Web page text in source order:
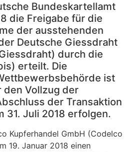
Bundeskartellamt
die Freigabe für die
der ausstehenden
Deutsche Giessdraht
durch die
erteilt. Die
ist
den Vollzug der
der Transaktion
31. Juli 2018 erfolgen.
Kupferhandel GmbH (Codelco
19. Januar 2018 einen